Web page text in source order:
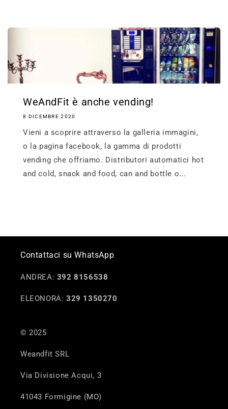
WeAndFit è anche vending!
8 DICEMBRE 2020
Vieni a scoprire attraverso la galleria immagini,
o la pagina facebook, la gamma di prodotti
vending che offriamo. Distributori automatici hot
and cold, snack and food, can and bottle o...
Contattaci su WhatsApp
ANDREA: 392 8156538
ELEONORA: 329 1350270
© 2025
Weandfit SRL
Via Divisione Acqui, 3
41043 Formigine (MO)